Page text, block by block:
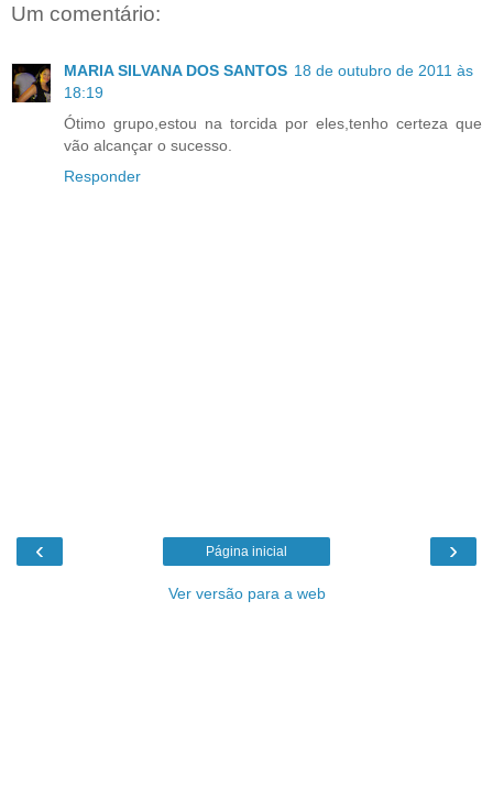
Um comentário:
MARIA SILVANA DOS SANTOS 18 de outubro de 2011 às
18:19
Ótimo grupo,estou na torcida por eles,tenho certeza que
vão alcançar o sucesso.
Responder
‹ ›
Página inicial
Ver versão para a web